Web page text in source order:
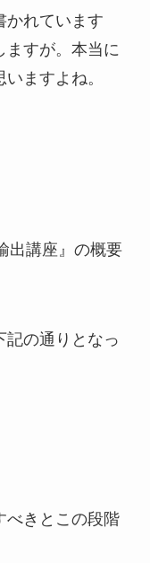
かれています
ますが。本当に
ますよね。
出講座』の概要
記の通りとなっ
きとこの段階